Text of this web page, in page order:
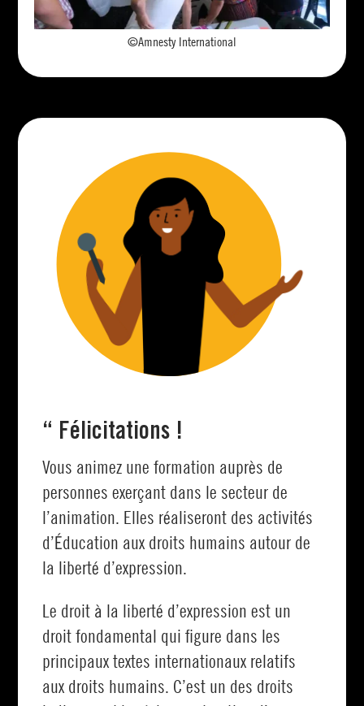
©Amnesty International
“ Félicitations !
Vous animez une formation auprès de
personnes exerçant dans le secteur de
l’animation. Elles réaliseront des activités
d’Éducation aux droits humains autour de
la liberté d’expression.
Le droit à la liberté d’expression est un
droit fondamental qui figure dans les
principaux textes internationaux relatifs
aux droits humains. C’est un des droits